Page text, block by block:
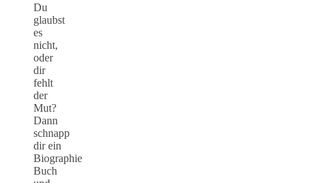
Du
glaubst
es
nicht,
oder
dir
fehlt
der
Mut?
Dann
schnapp
dir ein
Biographie
Buch